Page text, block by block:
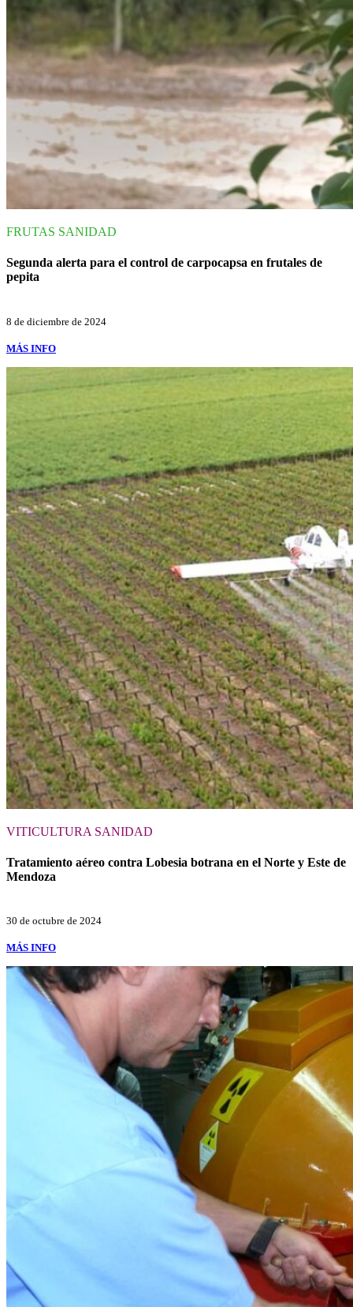
FRUTAS SANIDAD
Segunda alerta para el control de carpocapsa en frutales de
pepita
8 de diciembre de 2024
MÁS INFO
VITICULTURA SANIDAD
Tratamiento aéreo contra Lobesia botrana en el Norte y Este de
Mendoza
30 de octubre de 2024
MÁS INFO